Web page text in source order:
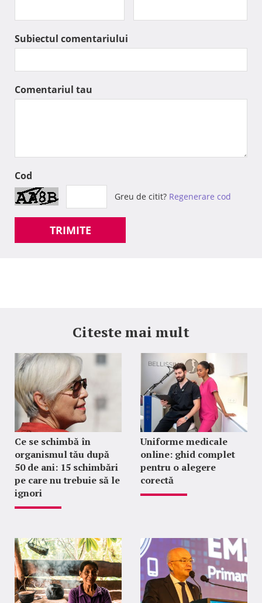
Subiectul comentariului
Comentariul tau
Cod
Greu de citit? Regenerare cod
TRIMITE
Citeste mai mult
Ce se schimbă în
organismul tău după
50 de ani: 15 schimbări
pe care nu trebuie să le
ignori
Uniforme medicale
online: ghid complet
pentru o alegere
corectă